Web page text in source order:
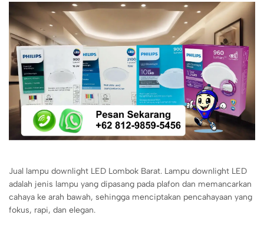
Jual lampu downlight LED Lombok Barat. Lampu downlight LED
adalah jenis lampu yang dipasang pada plafon dan memancarkan
cahaya ke arah bawah, sehingga menciptakan pencahayaan yang
fokus, rapi, dan elegan.